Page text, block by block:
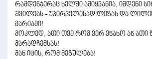
რამდენჯერაც ხელში ამიყვანია, იმდენი
შვილებს - უპირველესად ლიზას და
მარიამი!
მოკლედ, ათი თვე რომ ვერ ვნახო ან ათი
მარადჩემსას!
მან იცის, რომ მეგულება!